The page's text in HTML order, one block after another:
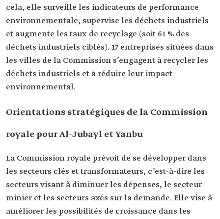
cela, elle surveille les indicateurs de performance
environnementale, supervise les déchets industriels
et augmente les taux de recyclage (soit 61 % des
déchets industriels ciblés). 17 entreprises situées dans
les villes de la Commission s’engagent à recycler les
déchets industriels et à réduire leur impact
environnemental.
Orientations stratégiques de la Commission
royale pour Al-Jubayl et Yanbu
La Commission royale prévoit de se développer dans
les secteurs clés et transformateurs, c’est-à-dire les
secteurs visant à diminuer les dépenses, le secteur
minier et les secteurs axés sur la demande. Elle vise à
améliorer les possibilités de croissance dans les